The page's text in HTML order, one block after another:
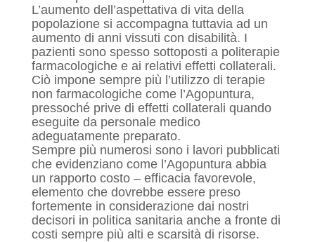
L’aumento dell’aspettativa di vita della
popolazione si accompagna tuttavia ad un
aumento di anni vissuti con disabilità. I
pazienti sono spesso sottoposti a politerapie
farmacologiche e ai relativi effetti collaterali.
Ciò impone sempre più l’utilizzo di terapie
non farmacologiche come l’Agopuntura,
pressoché prive di effetti collaterali quando
eseguite da personale medico
adeguatamente preparato.
Sempre più numerosi sono i lavori pubblicati
che evidenziano come l’Agopuntura abbia
un rapporto costo – efficacia favorevole,
elemento che dovrebbe essere preso
fortemente in considerazione dai nostri
decisori in politica sanitaria anche a fronte di
costi sempre più alti e scarsità di risorse.